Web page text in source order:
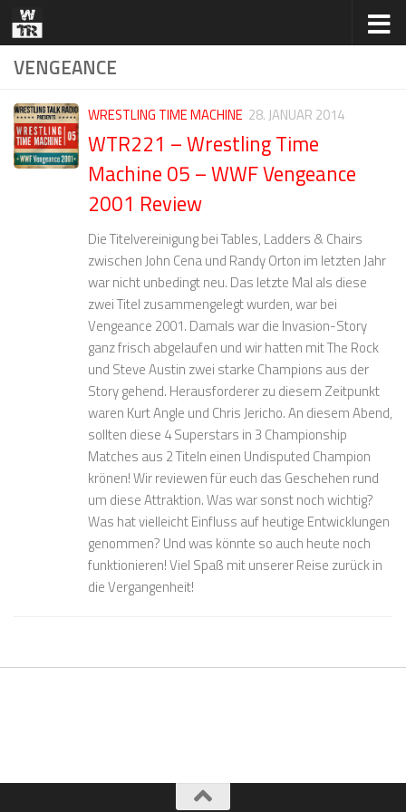
Zum Inhalt springen
VENGEANCE
WRESTLING TIME MACHINE 28. JANUAR 2014
WTR221 – Wrestling Time
Machine 05 – WWF Vengeance
2001 Review
Die Titelvereinigung bei Tables, Ladders & Chairs
zwischen John Cena und Randy Orton im letzten Jahr
war nicht unbedingt neu. Das letzte Mal als diese
zwei Titel zusammengelegt wurden, war bei
Vengeance 2001. Damals war die Invasion-Story
ganz frisch abgelaufen und wir hatten mit The Rock
und Steve Austin zwei starke Champions aus der
Story gehend. Herausforderer zu diesem Zeitpunkt
waren Kurt Angle und Chris Jericho. An diesem Abend,
sollten diese 4 Superstars in 3 Championship
Matches aus 2 Titeln einen Undisputed Champion
krönen! Wir reviewen für euch das Geschehen rund
um diese Attraktion. Was war sonst noch wichtig?
Was hat vielleicht Einfluss auf heutige Entwicklungen
genommen? Und was könnte so auch heute noch
funktionieren! Viel Spaß mit unserer Reise zurück in
die Vergangenheit!